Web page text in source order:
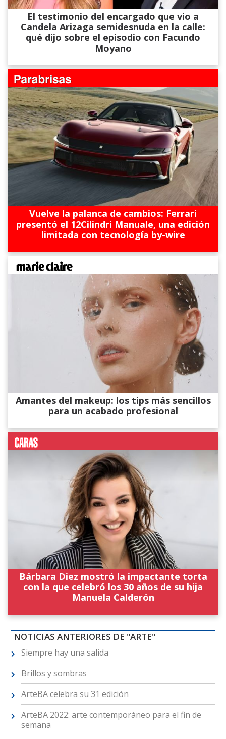
El testimonio del encargado que vio a
Candela Arizaga semidesnuda en la calle:
qué dijo sobre el episodio con Facundo
Moyano
Vuelve la palanca de cambios: Ferrari
presentó el 12Cilindri Manuale, una edición
limitada con tecnología by-wire
Amantes del makeup: los tips más sencillos
para un acabado profesional
Bárbara Diez mostró la impactante torta
con la que celebró los 30 años de su hija
Manuela Calderón
NOTICIAS ANTERIORES DE "ARTE"
Siempre hay una salida
Brillos y sombras
ArteBA celebra su 31 edición
ArteBA 2022: arte contemporáneo para el fin de
semana